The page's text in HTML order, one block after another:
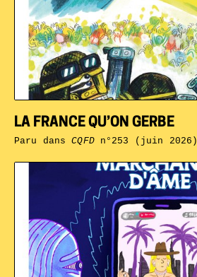
LA FRANCE QU’ON GERBE
Paru dansCQFDn°253 (juin 2026)